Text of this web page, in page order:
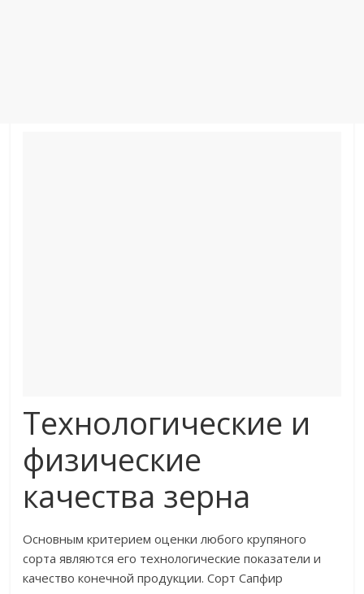
Технологические и
физические
качества зерна
Основным критерием оценки любого крупяного
сорта являются его технологические показатели и
качество конечной продукции. Сорт Сапфир